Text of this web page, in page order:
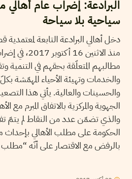
البرادعة: إضراب عام
سياحية بلا سياحة
دخل أهالي البرادعة التابعة لمعتمدية
منذ الاثنين
مطالبهم المتعلّقة بحقهم في التنمية
والخدمات وتهيئة الأحياء المهمّشة
والحسينات والعالية. يأتي هذا
والذي تضمّن عدد من النقاط لم يتمّ
الحكومة على مطلب الأهالي بإحداث
بالرفض مع الاقتصار على أنّه